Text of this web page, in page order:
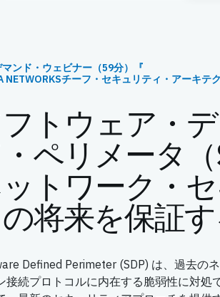
ンド・ウェビナー（59分）『
NETWORKSチーフ・セキュリティ・アーキテ
トウェア・
・ペリメータ
トワーク・
将来を保証
Defined Perimeter (SDP) は、過去の
接続プロトコルに内在する脆弱性に対処